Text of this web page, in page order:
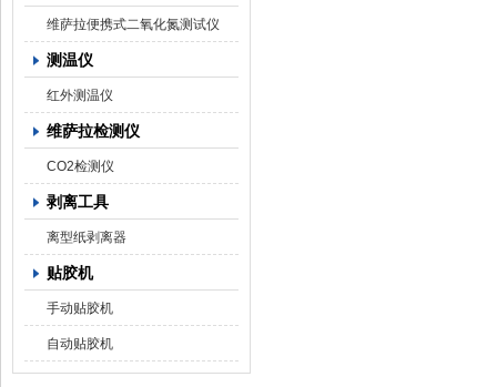
维萨拉便携式二氧化氮测试仪
测温仪
红外测温仪
维萨拉检测仪
CO2检测仪
剥离工具
离型纸剥离器
贴胶机
手动贴胶机
自动贴胶机